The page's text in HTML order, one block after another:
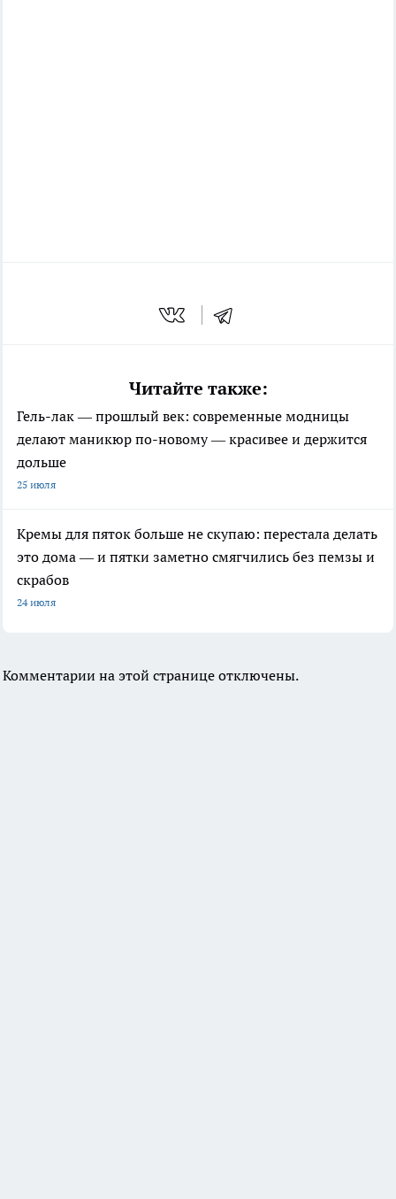
Читайте также:
Гель-лак — прошлый век: современные модницы
делают маникюр по-новому — красивее и держится
дольше
25 июля
Кремы для пяток больше не скупаю: перестала делать
это дома — и пятки заметно смягчились без пемзы и
скрабов
24 июля
Комментарии на этой странице отключены.